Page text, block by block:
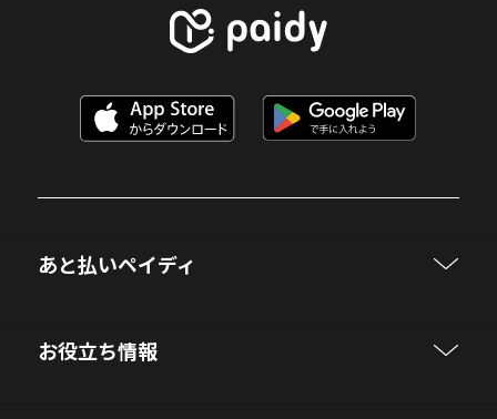
あと払いペイディ
お役立ち情報